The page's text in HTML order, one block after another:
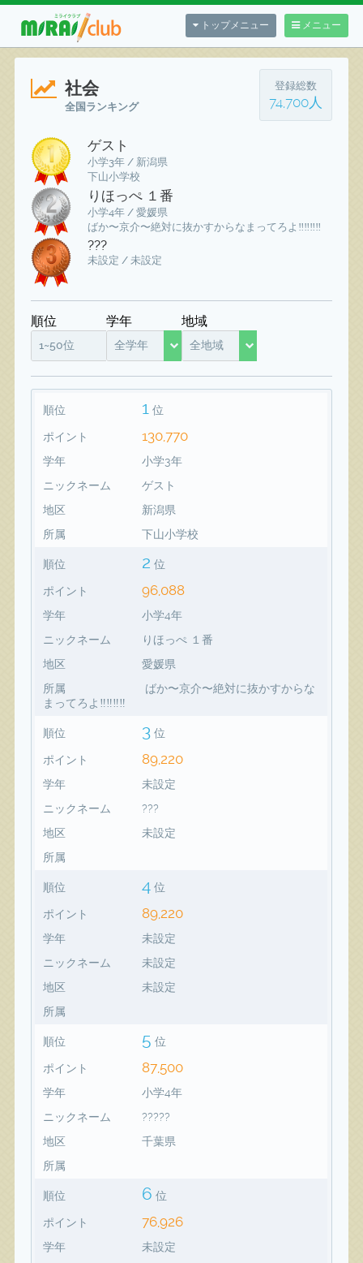
メニュー
トップメニュー
社会
全国ランキング
登録総数
74,700人
ゲスト
小学3年 / 新潟県
下山小学校
りほっぺ １番
小学4年 / 愛媛県
ばか〜京介〜絶対に抜かすからなまってろよ‼️‼️‼️‼️
???
未設定 / 未設定
順位
1~50位
学年
全学年
地域
全地域
順位 1 位
ポイント 130,770
学年
小学3年
ニックネーム
ゲスト
地区
新潟県
所属
下山小学校
順位 2 位
ポイント 96,088
学年
小学4年
ニックネーム
りほっぺ １番
地区
愛媛県
所属
ばか〜京介〜絶対に抜かすからな
まってろよ‼️‼️‼️‼️
順位 3 位
ポイント 89,220
学年
未設定
ニックネーム
???
地区
未設定
所属
順位 4 位
ポイント 89,220
学年
未設定
ニックネーム
未設定
地区
未設定
所属
順位 5 位
ポイント 87,500
学年
小学4年
ニックネーム
?????
地区
千葉県
所属
順位 6 位
ポイント 76,926
学年
未設定